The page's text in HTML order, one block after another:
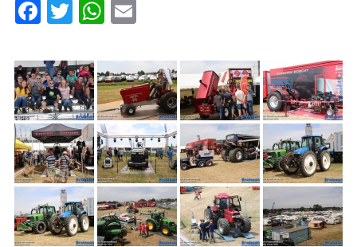
Facebook
TwitterWhatsApp